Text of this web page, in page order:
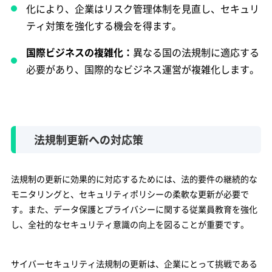
化により、企業はリスク管理体制を見直し、セキュリ
ティ対策を強化する機会を得ます。
国際ビジネスの複雑化： 異なる国の法規制に適応する
必要があり、国際的なビジネス運営が複雑化します。
法規制更新への対応策
法規制の更新に効果的に対応するためには、法的要件の継続的な
モニタリングと、セキュリティポリシーの柔軟な更新が必要で
す。また、データ保護とプライバシーに関する従業員教育を強化
し、全社的なセキュリティ意識の向上を図ることが重要です。
サイバーセキュリティ法規制の更新は、企業にとって挑戦である